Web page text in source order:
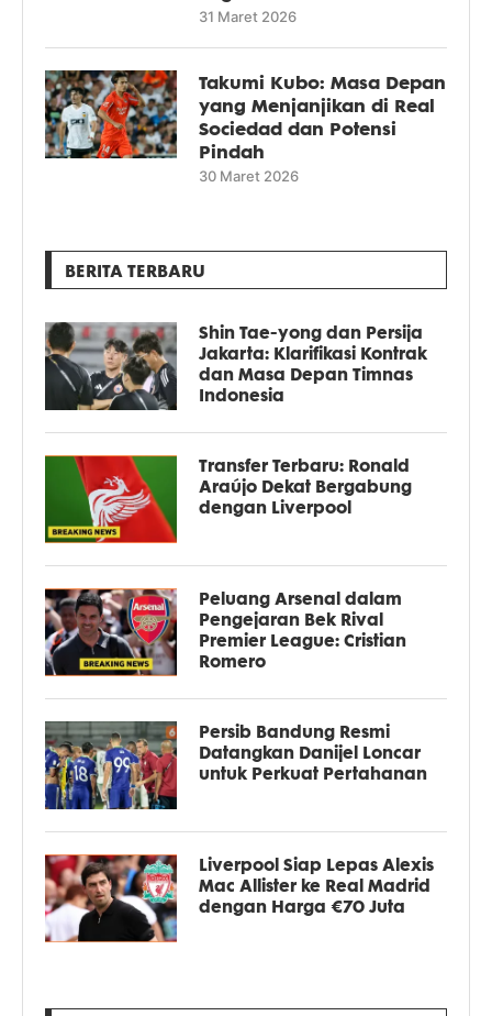
31 Maret 2026
Takumi Kubo: Masa Depan
yang Menjanjikan di Real
Sociedad dan Potensi
Pindah
30 Maret 2026
BERITA TERBARU
Shin Tae-yong dan Persija
Jakarta: Klarifikasi Kontrak
dan Masa Depan Timnas
Indonesia
Transfer Terbaru: Ronald
Araújo Dekat Bergabung
dengan Liverpool
Peluang Arsenal dalam
Pengejaran Bek Rival
Premier League: Cristian
Romero
Persib Bandung Resmi
Datangkan Danijel Loncar
untuk Perkuat Pertahanan
Liverpool Siap Lepas Alexis
Mac Allister ke Real Madrid
dengan Harga €70 Juta